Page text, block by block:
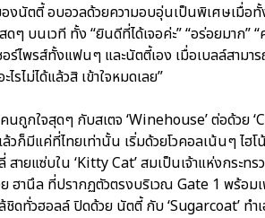
องนัตตี้ อบอวลด้วยความอบอุ่นเป็นพิเศษเมื่อ
ๆ บนเวที ทั้ง “ยินดีที่ได้เจอค่ะ” “อร่อยมาก”
ซอร์ไพรส์ทั้งแฟนๆ และนัตตี้เอง เมื่อเบลล์ส
รไม่ได้แล้วสิ เข้าใจหมดเลย”
ถูกใจสุดๆ กับสเตจ ‘Winehouse’ ต่อด้วย
วก็มีแค่ที่ไทยเท่านั้น เริ่มด้วยโวคอลเน้นๆ ไ
สายแซ่บใน ‘Kitty Cat’ สมเป็นเจ้าแห่งกระ
ฮานึล ที่ปรากฏตัวตรงบริเวณ Gate 1 พร้อม
ชิดทั่วฮอลล์ ปิดด้วย นัตตี้ กับ ‘Sugarcoat’ ทำ